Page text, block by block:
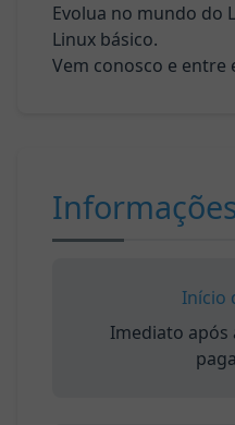
Evolua no mundo do
Linux básico.
Vem conosco e entre
Início
Imediato após